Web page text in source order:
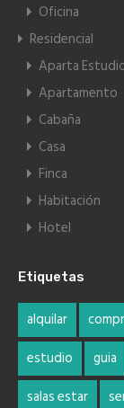
Oficina
Residencial
Aparta
Apartamento
Cabaña
Casa
Finca
Habitación
Hotel
Etiquetas
alquilar
estudio
guia
salas estar